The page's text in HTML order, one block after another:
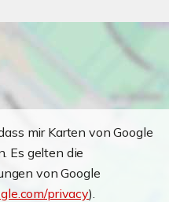
mir Karten von Google
Es gelten die
von Google
privacy).